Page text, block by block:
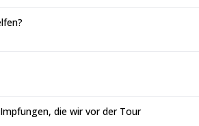
die wir vor der Tour